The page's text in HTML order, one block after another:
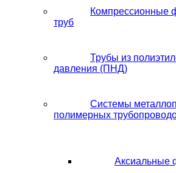
Компрессионные
труб
Трубы из
давления (ПНД)
Системы
полимерных
Аксиальные